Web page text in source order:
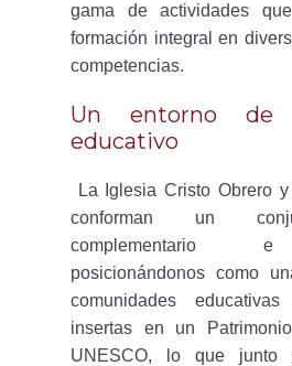
gama de actividades
formación integral en
competencias.
Un entorno de
educativo
La Iglesia Cristo Obrero
conforman un
complementario
posicionándonos como
comunidades
insertas en un
UNESCO, lo que junto